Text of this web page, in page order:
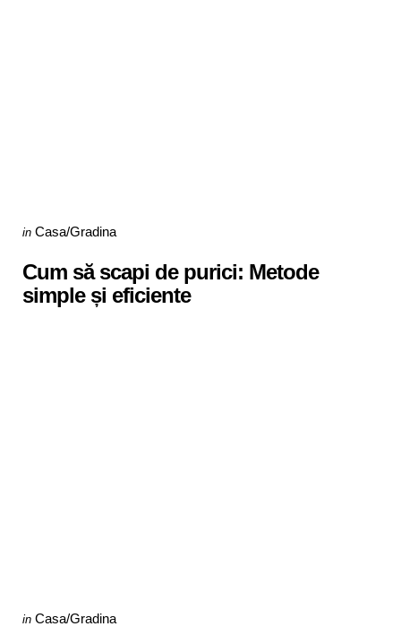
Categories
Posted
in Casa/Gradina
Cum să scapi de purici: Metode
simple și eficiente
Categories
Posted
in Casa/Gradina